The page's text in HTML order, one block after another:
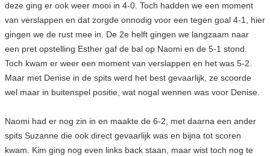
deze ging er ook weer mooi in 4-0. Toch hadden we een moment
van verslappen en dat zorgde onnodig voor een tegen goal 4-1, hier
gingen we de rust mee in. De 2e helft gingen we langzaam naar
een pret opstelling Esther gaf de bal op Naomi en de 5-1 stond.
Toch kwam er weer een moment van verslappen en het was 5-2.
Maar met Denise in de spits werd het best gevaarlijk, ze scoorde
wel maar in buitenspel positie, wat nogal wennen was voor Denise.
Naomi had er nog zin in en maakte de 6-2, met daarna een ander
spits Suzanne die ook direct gevaarlijk was en bijna tot scoren
kwam. Kim ging nog even links back staan, maar wist toch nog te